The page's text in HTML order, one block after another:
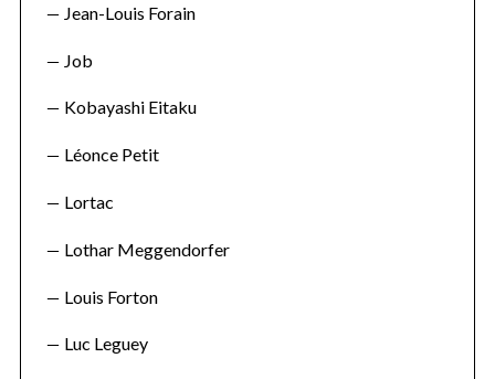
Jean-Louis Forain
Job
Kobayashi Eitaku
Léonce Petit
Lortac
Lothar Meggendorfer
Louis Forton
Luc Leguey